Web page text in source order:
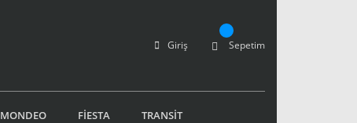
Giriş Sepetim
MONDEO FİESTA TRANSİT